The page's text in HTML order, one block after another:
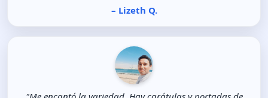
– Lizeth Q.